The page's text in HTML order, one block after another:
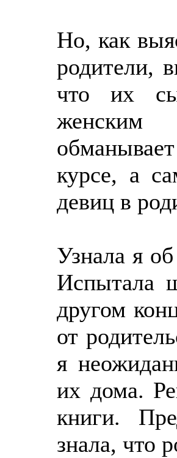
Но, как
родители,
что их
женским
курсе, а
девиц в
Узнала я
Испытала
другом
от
я
их дома.
книги.
знала, что